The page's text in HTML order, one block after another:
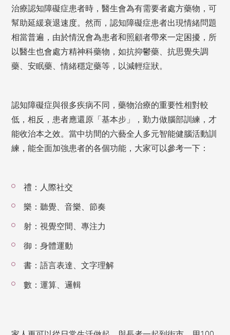
治療認知障礙症患者時，醫生會為有需要者處方藥物，可
幫助延緩衰退速度。然而，認知障礙症患者出現情緒問題
相當普遍，由於情況會為患者和照顧者帶來一定困擾，所
以醫生也會處方精神科藥物，如抗抑鬱藥、抗思覺失調
藥、安眠藥、情緒穩定藥等，以減輕症狀。
認知障礙症與很多疾病不同，藥物治療的重要性相對較
低，相反，患者應還原「基本步」，勤力做腦部訓練，才
能收治本之效。當中坊間的六藝全人多元智能健腦活動訓
練，能全面加強患者的各個功能，大家可以參考一下：
禮：人際社交
樂：聽覺、音樂、節奏
射：視覺空間、專注力
御：身體運動
書：語言表達、文字理解
數：運算、邏輯